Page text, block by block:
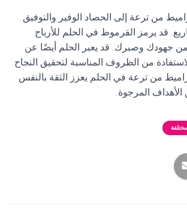
من ترعة إلى الحصاد الوفير والتوفيق
قد يرمز القرموط في الحلم للأرباح
من جهودك وصبرك. قد يعبر الحلم أيضًا عن
من الظروف المناسبة لتحقيق النجاح
من ترعة في الحلم يعزز الثقة بالنفس
المرجوة.